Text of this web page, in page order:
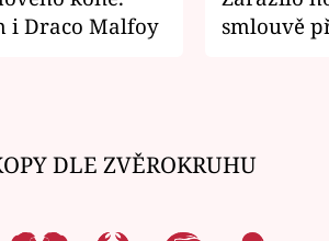
i Draco Malfoy
smlouvě
DLE ZVĚROKRUHU